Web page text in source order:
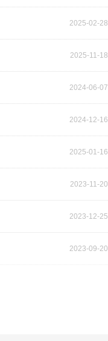
2025-02-28
2025-11-18
2024-06-07
2024-12-16
2025-01-16
2023-11-20
2023-12-25
2023-09-20